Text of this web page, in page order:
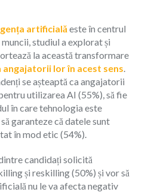
artificială este în centrul
studiul a explorat și
la această transformare
lor în acest sens
se așteaptă ca angajatorii
utilizarea AI (55%), să fie
în care tehnologia este
garanteze că datele sunt
în mod etic (54%).
candidați solicită
și reskilling (50%) și vor să
nu le va afecta negativ